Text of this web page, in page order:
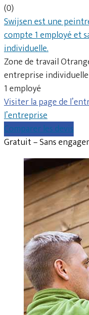
(0)
Swijsen est une
compte 1 employé et
individuelle.
Zone de travail
entreprise individuelle
1 employé
Visiter la page de
l’entreprise
Comparer les devis
Gratuit – Sans